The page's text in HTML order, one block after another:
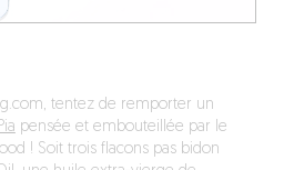
tentez de remporter un
pensée et embouteillée par le
! Soit trois flacons pas bidon